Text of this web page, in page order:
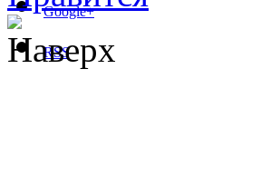
Google+
RSS
Наверх